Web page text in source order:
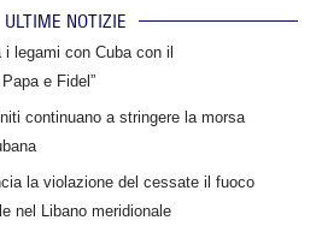
ULTIME NOTIZIE
i legami con Cuba con il
e Fidel”
continuano a stringere la morsa
la violazione del cessate il fuoco
nel Libano meridionale